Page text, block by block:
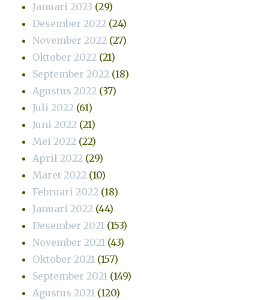
Januari 2023 (29)
Desember 2022 (24)
November 2022 (27)
Oktober 2022 (21)
September 2022 (18)
Agustus 2022 (37)
Juli 2022 (61)
Juni 2022 (21)
Mei 2022 (22)
April 2022 (29)
Maret 2022 (10)
Februari 2022 (18)
Januari 2022 (44)
Desember 2021 (153)
November 2021 (43)
Oktober 2021 (157)
September 2021 (149)
Agustus 2021 (120)